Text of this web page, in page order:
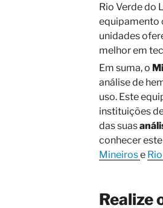
Rio Verde do
equipamento
unidades
melhor em
Em suma, o
análise de
uso. Este
instituições
das suas
conhecer
Mineirose
Realize